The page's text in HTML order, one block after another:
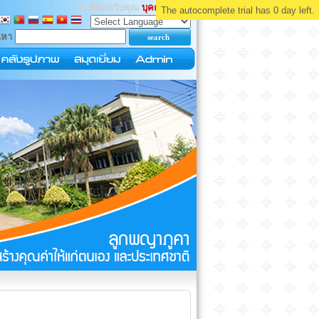
ยินดีต้อนรับคุณ บุคคลทั่วไป
า
The autocomplete trial has 0 day left.